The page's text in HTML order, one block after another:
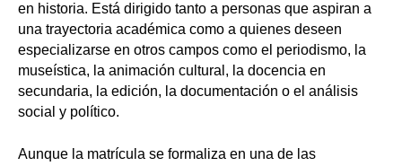
en historia. Está dirigido tanto a personas que aspiran a
una trayectoria académica como a quienes deseen
especializarse en otros campos como el periodismo, la
museística, la animación cultural, la docencia en
secundaria, la edición, la documentación o el análisis
social y político.
Aunque la matrícula se formaliza en una de las